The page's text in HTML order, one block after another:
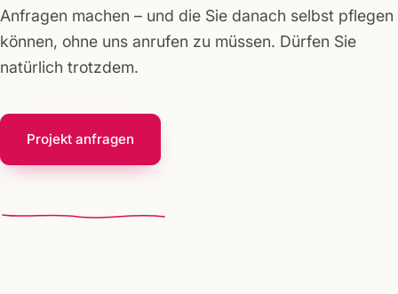
Anfragen machen – und die Sie danach selbst pflegen
können, ohne uns anrufen zu müssen. Dürfen Sie
natürlich trotzdem.
Projekt anfragen